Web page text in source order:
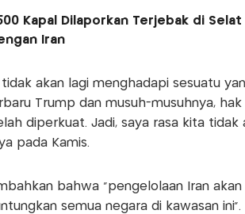
Kapal Dilaporkan Terjebak di
Iran
akan lagi menghadapi sesuatu
Trump dan musuh-musuhnya,
diperkuat. Jadi, saya rasa kita tidak
pada Kamis.
bahwa “pengelolaan Iran
semua negara di kawasan ini”.